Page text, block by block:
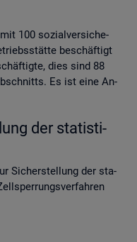
100 so­zi­al­ver­si­che­
be­schäf­tigt
dies sind 88
Es ist eine An­
der sta­tis­ti­
Si­cher­stel­lung der sta­